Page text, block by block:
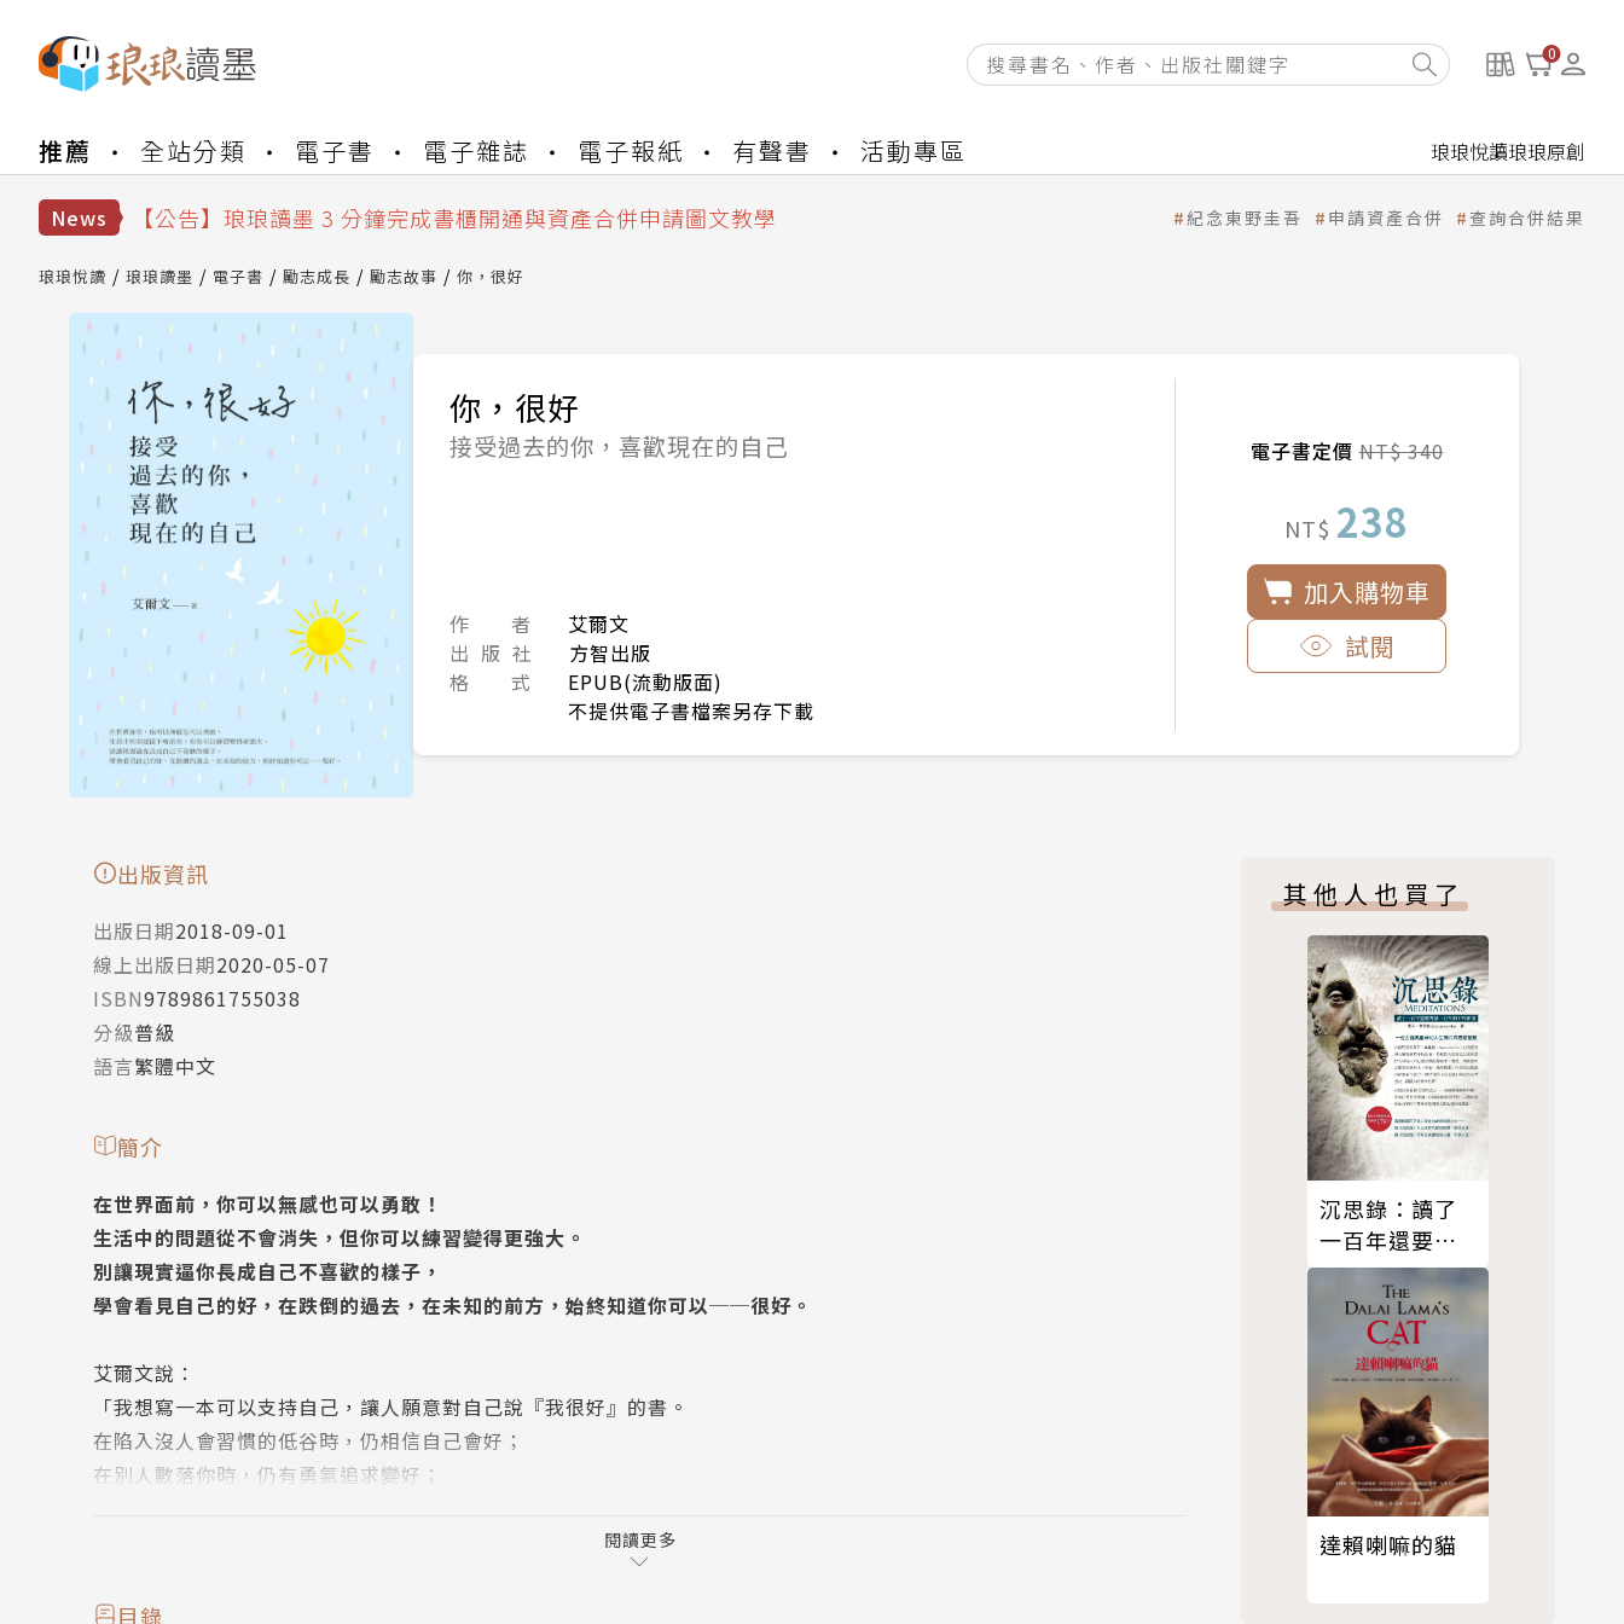
0
推薦 全站分類 電子書 電子雜誌 電子報紙 有聲書 活動專區 琅琅悅讀琅琅原創
News
【公告】琅琅讀墨數位閱讀資產合併與書櫃開通申請
【公告】琅琅讀墨 3 分鐘完成書櫃開通與資產合併申請圖文教學
【公告】琅琅讀墨數位閱讀資產合併與書櫃開通申請
紀念東野圭吾 申請資產合併 查詢合併結果
琅琅悅讀 琅琅讀墨 電子書 勵志成長 勵志故事 你，很好
你，很好
接受過去的你，喜歡現在的自己
作 者
艾爾文
出 版 社
方智出版
格 式
EPUB(流動版面)
不提供電子書檔案另存下載
電子書定價NT$ 340
NT$ 238
加入購物車
試閱
出版資訊
出版日期2018-09-01
線上出版日期2020-05-07
ISBN9789861755038
分級普級
語言繁體中文
簡介
在世界面前，你可以無感也可以勇敢！
生活中的問題從不會消失，但你可以練習變得更強大。
別讓現實逼你長成自己不喜歡的樣子，
學會看見自己的好，在跌倒的過去，在未知的前方，始終知道你可以──很好。
艾爾文說：
「我想寫一本可以支持自己，讓人願意對自己說『我很好』的書。
在陷入沒人會習慣的低谷時，仍相信自己會好；
在別人數落你時，仍有勇氣追求變好；
他的文字，帶給許多人支持與力量；他的影片，受到熱烈迴響。
閱讀更多
目錄
其他人也買了
沉思錄：讀了
一百年還要再
讀一百年的不
朽鉅著
達賴喇嘛的貓